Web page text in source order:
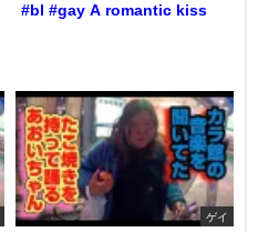
#bl #gay A romantic kiss
ゲイ